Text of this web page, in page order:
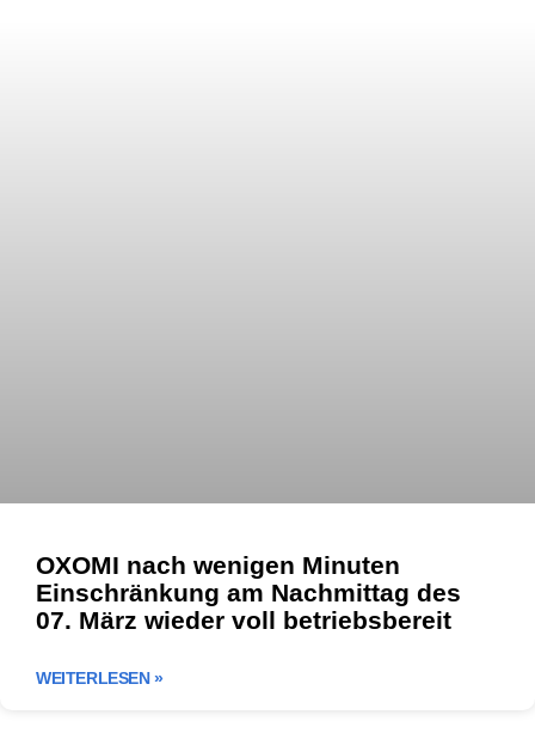
OXOMI nach wenigen Minuten
Einschränkung am Nachmittag des
07. März wieder voll betriebsbereit
WEITERLESEN »